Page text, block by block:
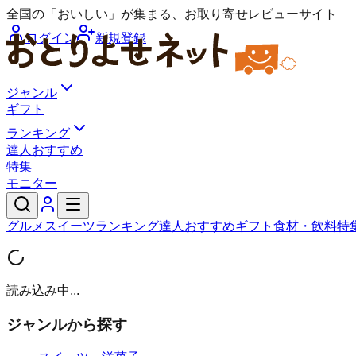
全国の「おいしい」が集まる、お取り寄せレビューサイト
ログイン
新規登録
ジャンル
ギフト
ランキング
達人おすすめ
特集
モニター
グルメ スイーツランキング達人おすすめギフト 食材・飲料特
読み込み中...
ジャンルから探す